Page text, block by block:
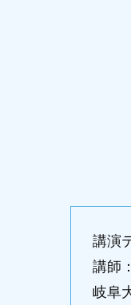
講演
講師：
岐阜